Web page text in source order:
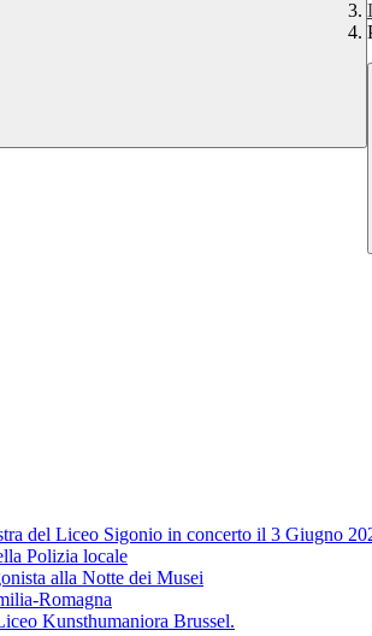
del Liceo Sigonio in concerto il 3 Giugno
Polizia locale
alla Notte dei Musei
Romagna
Kunsthumaniora Brussel.